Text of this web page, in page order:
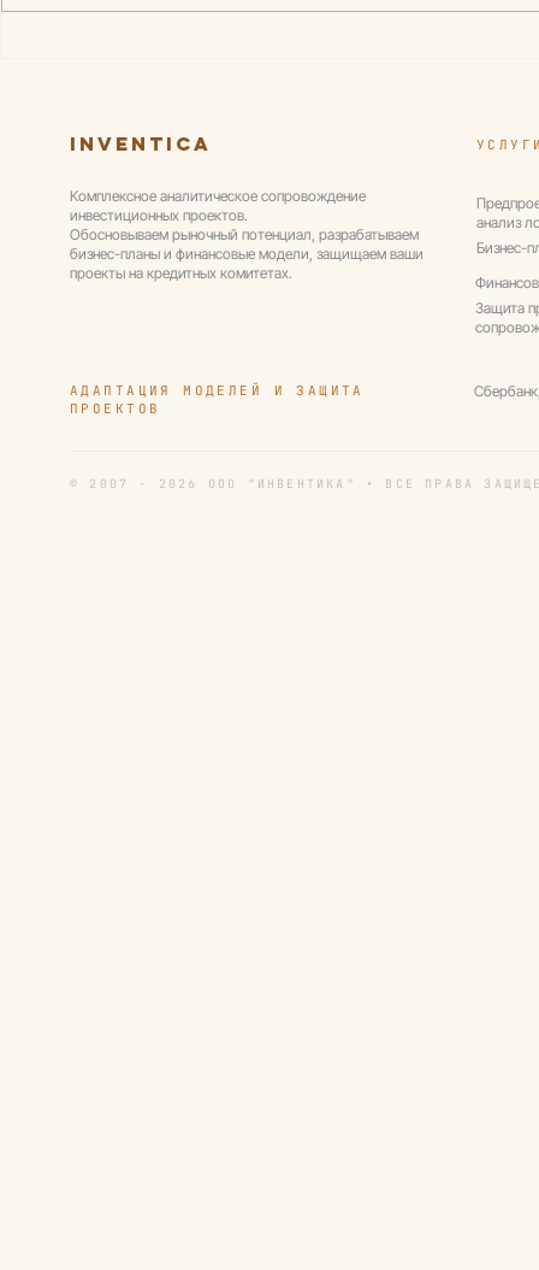
Проект: оптимизация
Проект:
Inventica
анализ
Бизнес-
Защита
АДАПТАЦИЯ МОДЕЛЕЙ И ЗАЩИТА
ПРОЕКТОВ
© 2007 - 2026 ООО "ИНВЕНТИКА" • ВСЕ ПРАВА
Комплексное аналитическое сопровождение
инвестиционных проектов.
Обосновываем рыночный потенциал, разрабатываем
бизнес-планы и финансовые модели, защищаем ваши
проекты на кредитных комитетах.